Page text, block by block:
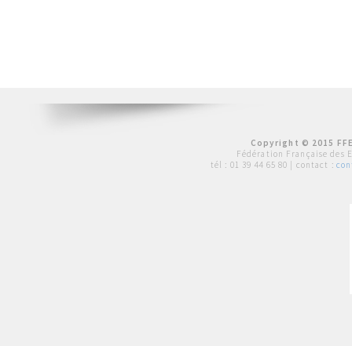
Copyright © 2015
Fédération Française des
tél : 01 39 44 65 80 | contact :